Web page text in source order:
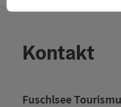
Kontakt
Fuschlsee